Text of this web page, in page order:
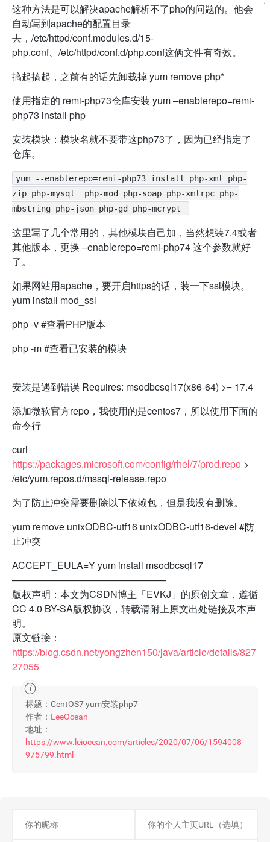
这种方法是可以解决apache解析不了php的问题的。他会
自动写到apache的配置目录
去，/etc/httpd/conf.modules.d/15-
php.conf、/etc/httpd/conf.d/php.conf这俩文件有奇效。
搞起搞起，之前有的话先卸载掉 yum remove php*
使用指定的 remi-php73仓库安装 yum –enablerepo=remi-
php73 install php
安装模块：模块名就不要带这php73了，因为已经指定了
仓库。
yum --enablerepo=remi-php73 install php-xml php-
zip php-mysql  php-mod php-soap php-xmlrpc php-
mbstring php-json php-gd php-mcrypt
这里写了几个常用的，其他模块自己加，当然想装7.4或者
其他版本，更换 –enablerepo=remi-php74 这个参数就好
了。
如果网站用apache，要开启https的话，装一下ssl模块。
yum install mod_ssl
php -v #查看PHP版本
php -m #查看已安装的模块
安装是遇到错误 Requires: msodbcsql17(x86-64) >= 17.4
添加微软官方repo，我使用的是centos7，所以使用下面的
命令行
curl
https://packages.microsoft.com/config/rhel/7/prod.repo >
/etc/yum.repos.d/mssql-release.repo
为了防止冲突需要删除以下依赖包，但是我没有删除。
yum remove unixODBC-utf16 unixODBC-utf16-devel #防
止冲突
ACCEPT_EULA=Y yum install msodbcsql17
————————————————
版权声明：本文为CSDN博主「EVKJ」的原创文章，遵循
CC 4.0 BY-SA版权协议，转载请附上原文出处链接及本声
明。
原文链接：
https://blog.csdn.net/yongzhen150/java/article/details/827
27055
标题：CentOS7 yum安装php7
作者： LeeOcean
地址：
https://www.leiocean.com/articles/2020/07/06/1594008
975799.html